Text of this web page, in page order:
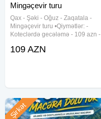
Mingəçevir turu
Qax - Şəki - Oğuz - Zaqatala -
Mingəçevir turu •Qiymətlər: -
Koteclərdə gecələmə - 109 azn -
azn •Tarix: 1-2, 8-9, 15-16, 22-23,
109 AZN
Şirkət